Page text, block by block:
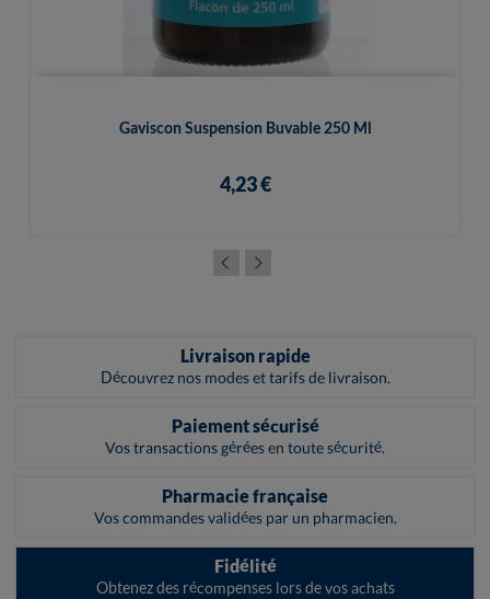
Gaviscon Suspension Buvable 250 Ml
4,23 €
Livraison rapide
Découvrez nos modes et tarifs de livraison.
Paiement sécurisé
Vos transactions gérées en toute sécurité.
Pharmacie française
Vos commandes validées par un pharmacien.
Fidélité
Obtenez des récompenses lors de vos achats